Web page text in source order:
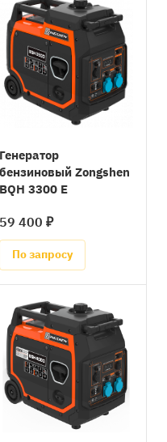
Генератор
бензиновый Zongshen
BQH 3300 E
59 400 ₽
По запросу